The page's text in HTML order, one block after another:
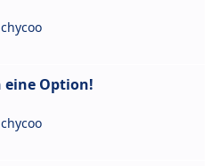
chycoo
Option!
chycoo